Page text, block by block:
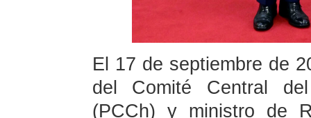
El 17 de septiembre de
del Comité Central
(PCCh) y ministro de